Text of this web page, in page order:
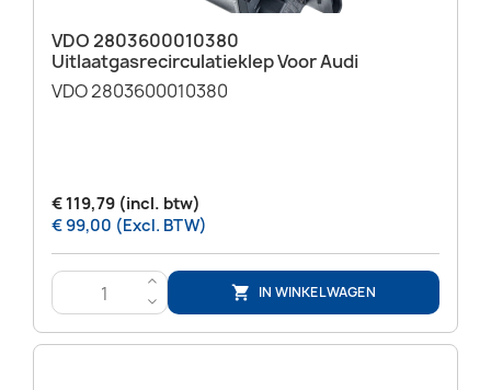
VDO 2803600010380
Uitlaatgasrecirculatieklep Voor Audi
VDO 2803600010380
€ 119,79 (incl. btw)
€ 99,00 (Excl. BTW)
>
<
 IN WINKELWAGEN